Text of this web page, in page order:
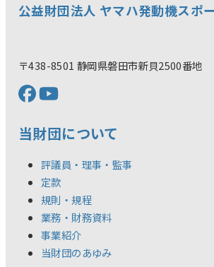
公益財団法人 ヤマハ発動機スポ
〒438-8501 静岡県磐田市新貝2500番地
当財団について
評議員・理事・監事
定款
規則・規程
業務・財務資料
事業紹介
当財団のあゆみ